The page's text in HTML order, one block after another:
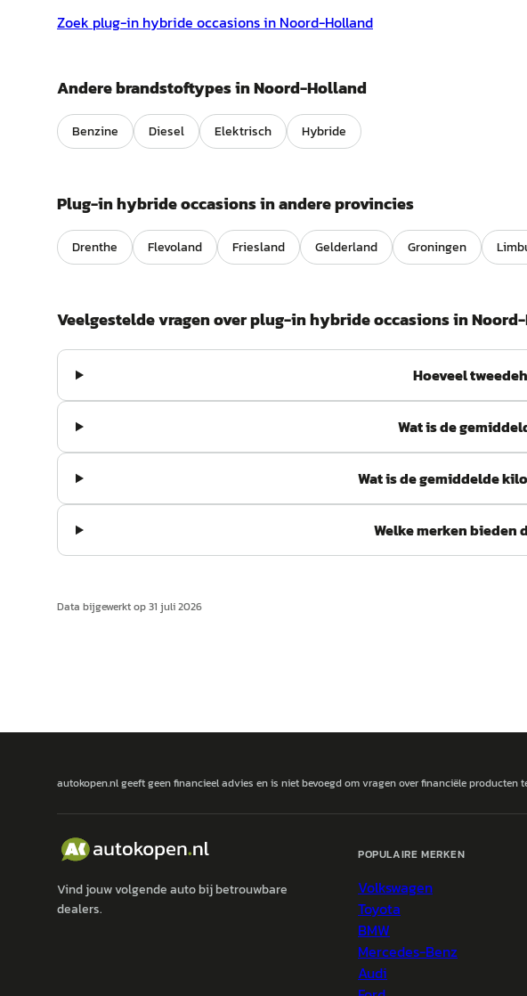
Zoek plug-in hybride occasions in Noord-Holland
Andere brandstoftypes inNoord-Holland
Benzine Diesel Elektrisch Hybride
Plug-in hybrideoccasions in andere provincies
Drenthe Flevoland Friesland Gelderland Groningen
Veelgestelde vragen overplug-in hybrideoccasions in
Hoeveel
Wat is de
Wat is de gemiddelde
Welke merken bieden
Data bijgewerkt op31 juli 2026
autokopen.nl geeft geen financieel advies en is niet bevoegd om vragen over financiële
Vind jouw volgende auto bij betrouwbare
dealers.
POPULAIRE MERKEN
Volkswagen
Toyota
BMW
Mercedes-Benz
Audi